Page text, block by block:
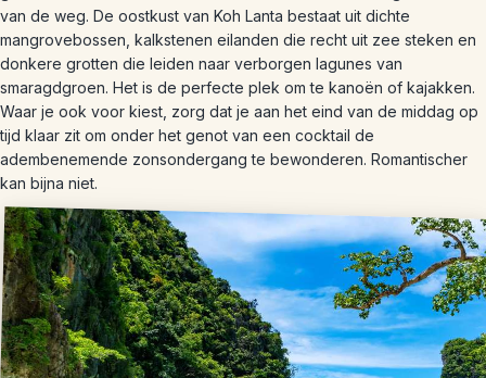
van de weg. De oostkust van Koh Lanta bestaat uit dichte
mangrovebossen, kalkstenen eilanden die recht uit zee steken en
donkere grotten die leiden naar verborgen lagunes van
smaragdgroen. Het is de perfecte plek om te kanoën of kajakken.
Waar je ook voor kiest, zorg dat je aan het eind van de middag op
tijd klaar zit om onder het genot van een cocktail de
adembenemende zonsondergang te bewonderen. Romantischer
kan bijna niet.